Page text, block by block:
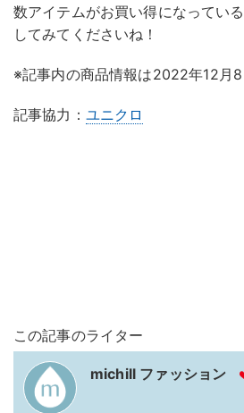
数アイテムがお買い得になってい
してみてくださいね！
※記事内の商品情報は2022年12月8
記事協力： ユニクロ
この記事のライター
michill ファッション